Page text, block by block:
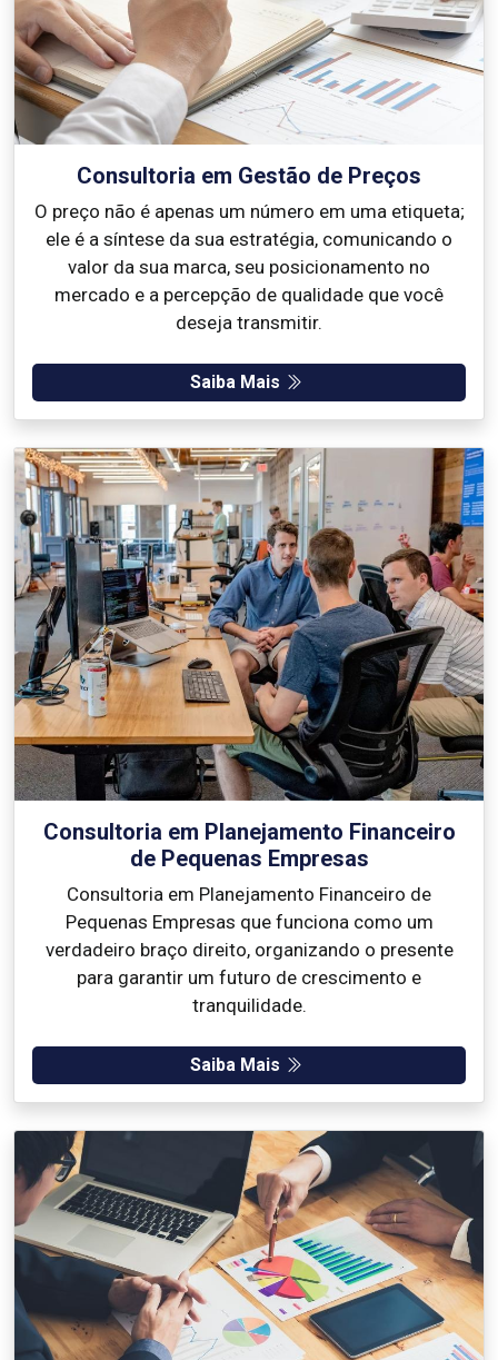
Consultoria em Gestão de Preços
O preço não é apenas um número em uma etiqueta;
ele é a síntese da sua estratégia, comunicando o
valor da sua marca, seu posicionamento no
mercado e a percepção de qualidade que você
deseja transmitir.
Saiba Mais
Consultoria em Planejamento Financeiro
de Pequenas Empresas
Consultoria em Planejamento Financeiro de
Pequenas Empresas que funciona como um
verdadeiro braço direito, organizando o presente
para garantir um futuro de crescimento e
tranquilidade.
Saiba Mais